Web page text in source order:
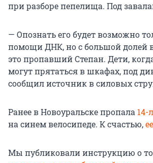
при разборе пепелища. Под
— Опознать его будет возможно
помощи ДНК, но с большой долей
это пропавший Степан. Дети,
могут прятаться в шкафах, под
сообщил источник в силовых
Ранее в Новоуральске пропала 14-
на синем велосипеде. К счастью,
Мы публиковали инструкцию о